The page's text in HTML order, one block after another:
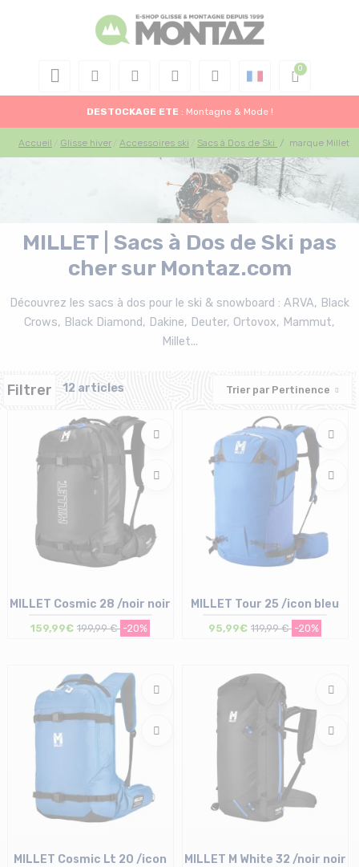
DESTOCKAGE ETE : Montagne & Mode !
Accueil Glisse hiver Accessoires ski Sacs à Dos de Ski / marque Millet
MILLET | Sacs à Dos de Ski pas
cher sur Montaz.com
Découvrez les sacs à dos pour le ski & snowboard : ARVA, Black
Crows, Black Diamond, Dakine, Deuter, Ortovox, Mammut,
Millet...
Filtrer 12 articles Trier par Pertinence
Taille en stock
MILLET Cosmic 28 /noir noir
159,99€ 199,99 € -20%
Taille en stock
MILLET Tour 25 /icon bleu
95,99€ 119,99 € -20%
MILLET Cosmic Lt 20 /icon
MILLET M White 32 /noir noir